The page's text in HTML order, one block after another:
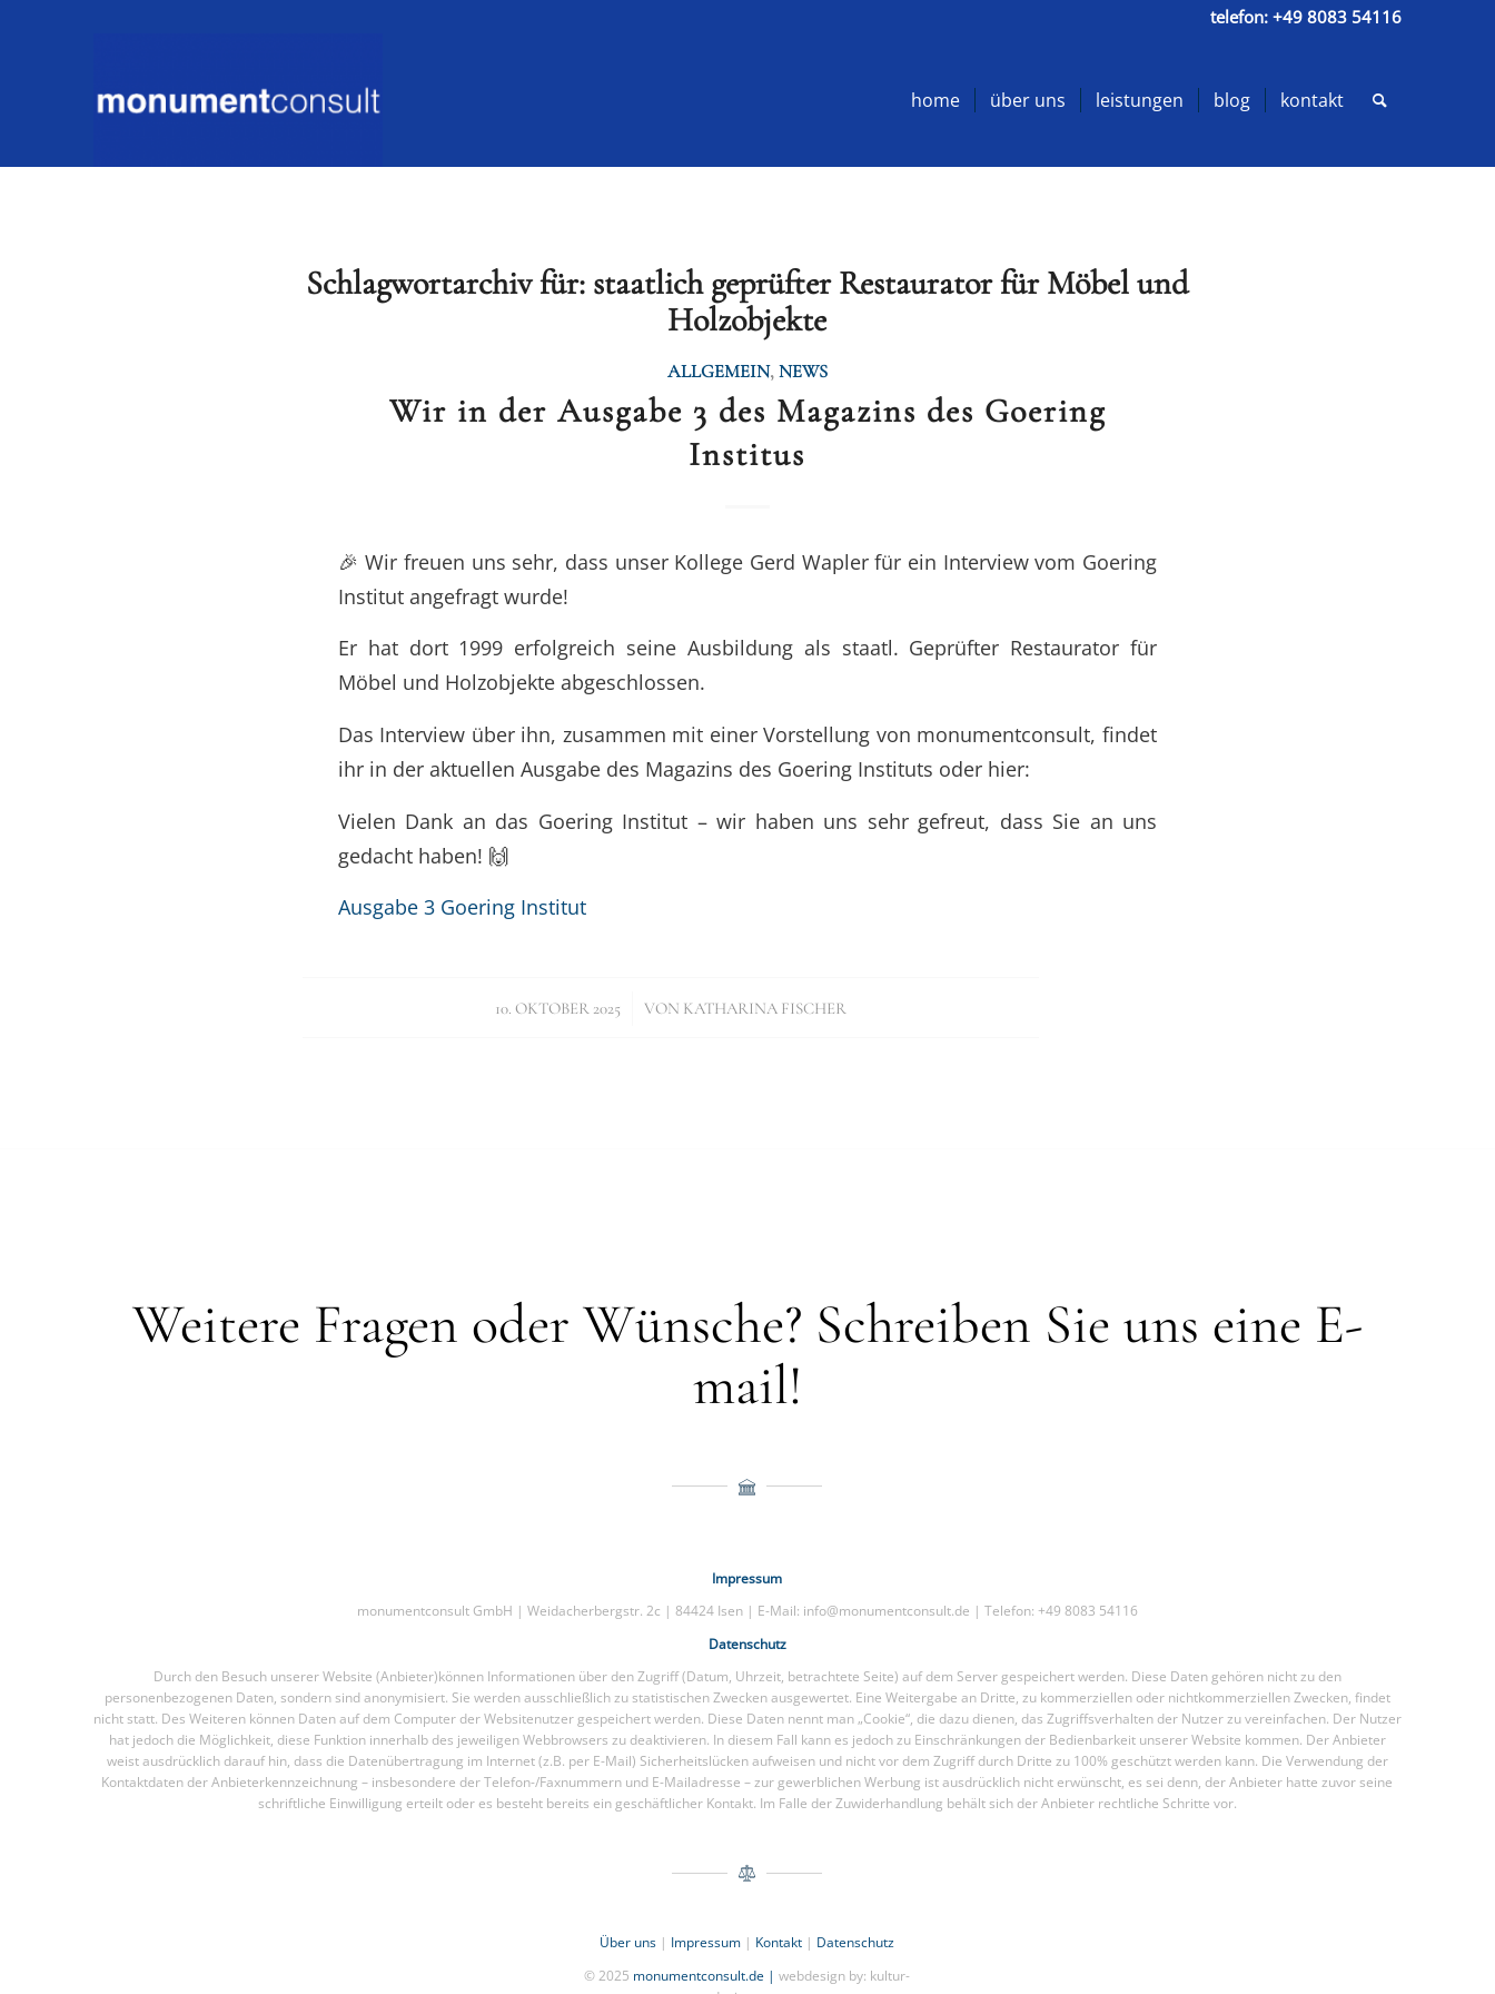
telefon:+49 8083 54116
home über uns leistungen blog kontakt
Schlagwortarchiv für: staatlich geprüfter Restaurator für Möbel und
Holzobjekte
ALLGEMEIN, NEWS
Wir in der Ausgabe 3 des Magazins des Goering
Institus
🎉 Wir freuen uns sehr, dass unser Kollege Gerd Wapler für ein Interview vom Goering
Institut angefragt wurde!
Er hat dort 1999 erfolgreich seine Ausbildung als staatl. Geprüfter Restaurator für
Möbel und Holzobjekte abgeschlossen.
Das Interview über ihn, zusammen mit einer Vorstellung von monumentconsult, findet
ihr in der aktuellen Ausgabe des Magazins des Goering Instituts oder hier:
Vielen Dank an das Goering Institut – wir haben uns sehr gefreut, dass Sie an uns
gedacht haben! 🙌
Ausgabe 3 Goering Institut
10. OKTOBER 2025
/ VON KATHARINA FISCHER
Weitere Fragen oder Wünsche? Schreiben Sie uns eine E-
mail!
Impressum
monumentconsult GmbH | Weidacherbergstr. 2c | 84424 Isen | E-Mail: info@monumentconsult.de | Telefon: +49 8083 54116
Datenschutz
Durch den Besuch unserer Website (Anbieter)können Informationen über den Zugriff (Datum, Uhrzeit, betrachtete Seite) auf dem Server gespeichert werden. Diese Daten gehören nicht zu den
personenbezogenen Daten, sondern sind anonymisiert. Sie werden ausschließlich zu statistischen Zwecken ausgewertet. Eine Weitergabe an Dritte, zu kommerziellen oder nichtkommerziellen Zwecken, findet
nicht statt. Des Weiteren können Daten auf dem Computer der Websitenutzer gespeichert werden. Diese Daten nennt man „Cookie“, die dazu dienen, das Zugriffsverhalten der Nutzer zu vereinfachen. Der Nutzer
hat jedoch die Möglichkeit, diese Funktion innerhalb des jeweiligen Webbrowsers zu deaktivieren. In diesem Fall kann es jedoch zu Einschränkungen der Bedienbarkeit unserer Website kommen. Der Anbieter
weist ausdrücklich darauf hin, dass die Datenübertragung im Internet (z.B. per E-Mail) Sicherheitslücken aufweisen und nicht vor dem Zugriff durch Dritte zu 100% geschützt werden kann. Die Verwendung der
Kontaktdaten der Anbieterkennzeichnung – insbesondere der Telefon-/Faxnummern und E-Mailadresse – zur gewerblichen Werbung ist ausdrücklich nicht erwünscht, es sei denn, der Anbieter hatte zuvor seine
schriftliche Einwilligung erteilt oder es besteht bereits ein geschäftlicher Kontakt. Im Falle der Zuwiderhandlung behält sich der Anbieter rechtliche Schritte vor.
Über uns | Impressum | Kontakt | Datenschutz
© 2025 monumentconsult.de |webdesign by: kultur-